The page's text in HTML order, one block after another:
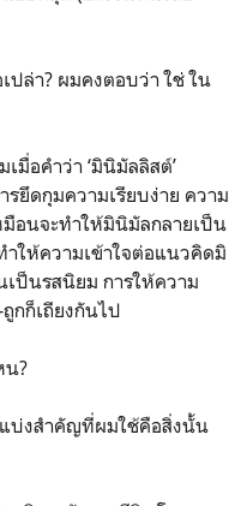
ล่า? ผมคงตอบว่า ใช่ ใน
มื่อคำว่า ‘มินิมัลลิสต์’
ยึดกุมความเรียบง่าย ความ
อนจะทำให้มินิมัลกลายเป็น
ำให้ความเข้าใจต่อแนวคิดมิ
ป็นรสนิยม การให้ความ
กก็เถียงกันไป
น?
แบ่งสำคัญที่ผมใช้คือสิ่งนั้น